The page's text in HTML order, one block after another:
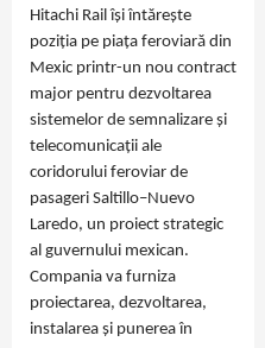
Hitachi Rail își întărește
poziția pe piața feroviară din
Mexic printr-un nou contract
major pentru dezvoltarea
sistemelor de semnalizare și
telecomunicații ale
coridorului feroviar de
pasageri Saltillo–Nuevo
Laredo, un proiect strategic
al guvernului mexican.
Compania va furniza
proiectarea, dezvoltarea,
instalarea și punerea în